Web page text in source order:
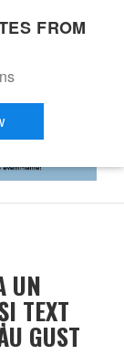
UN
TEXT
GUST
FROM